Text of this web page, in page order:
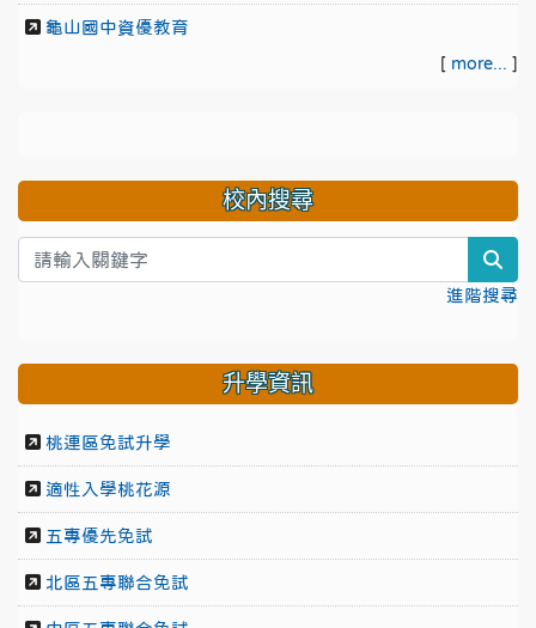
龜山國中資優教育
[ more... ]
校內搜尋
進階搜尋
升學資訊
桃連區免試升學
適性入學桃花源
五專優先免試
北區五專聯合免試